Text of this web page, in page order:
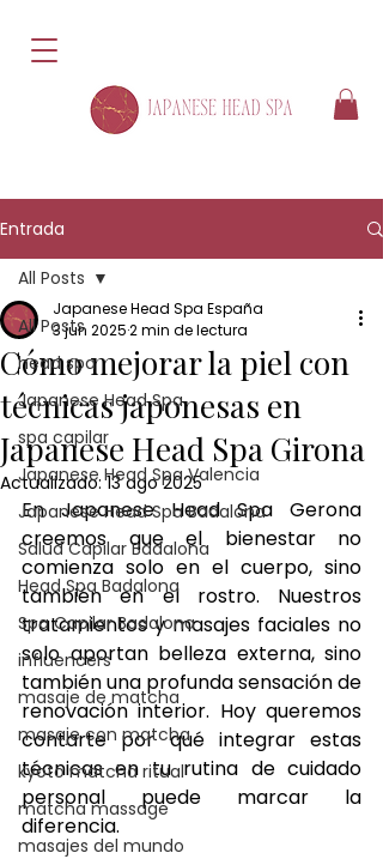
Entrada
All Posts
head spa
Japanese Head Spa
spa capilar
Japanese Head Spa Valencia
Japanese Head Spa Badalona
Salud Capilar Badalona
Head Spa Badalona
Spa Capilar Badalona
influencers
masaje de matcha
masaje con matcha
kyoto matcha ritual
matcha massage
masajes del mundo
All Posts
Cómo mejorar la piel con
técnicas japonesas en
Japanese Head Spa Girona
Japanese Head Spa España
3 jun 20252 min de lectura
Actualizado:13 ago 2025
En Japanese Head Spa Gerona
creemos que el bienestar no
comienza solo en el cuerpo, sino
también en el rostro. Nuestros
tratamientos y masajes faciales no
solo aportan belleza externa, sino
también una profunda sensación de
renovación interior. Hoy queremos
contarte por qué integrar estas
técnicas en tu rutina de cuidado
personal puede marcar la
diferencia.